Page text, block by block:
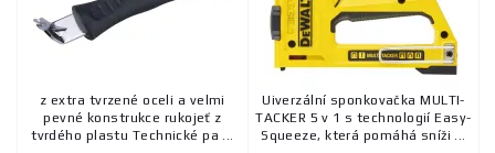
z extra tvrzené oceli a velmi
pevné konstrukce rukojeť z
tvrdého plastu Technické pa ...
Uiverzální sponkovačka MULTI-
TACKER 5 v 1 s technologií Easy-
Squeeze, která pomáhá sníži ...